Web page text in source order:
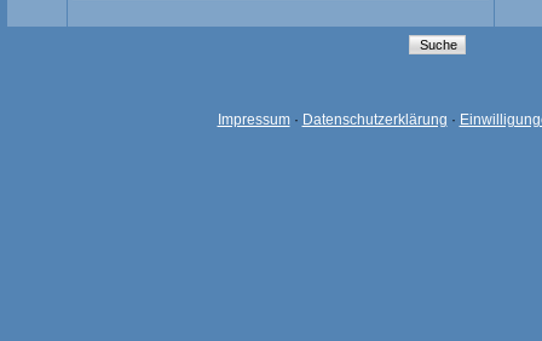
Impressum· Datenschutzerklärung ·